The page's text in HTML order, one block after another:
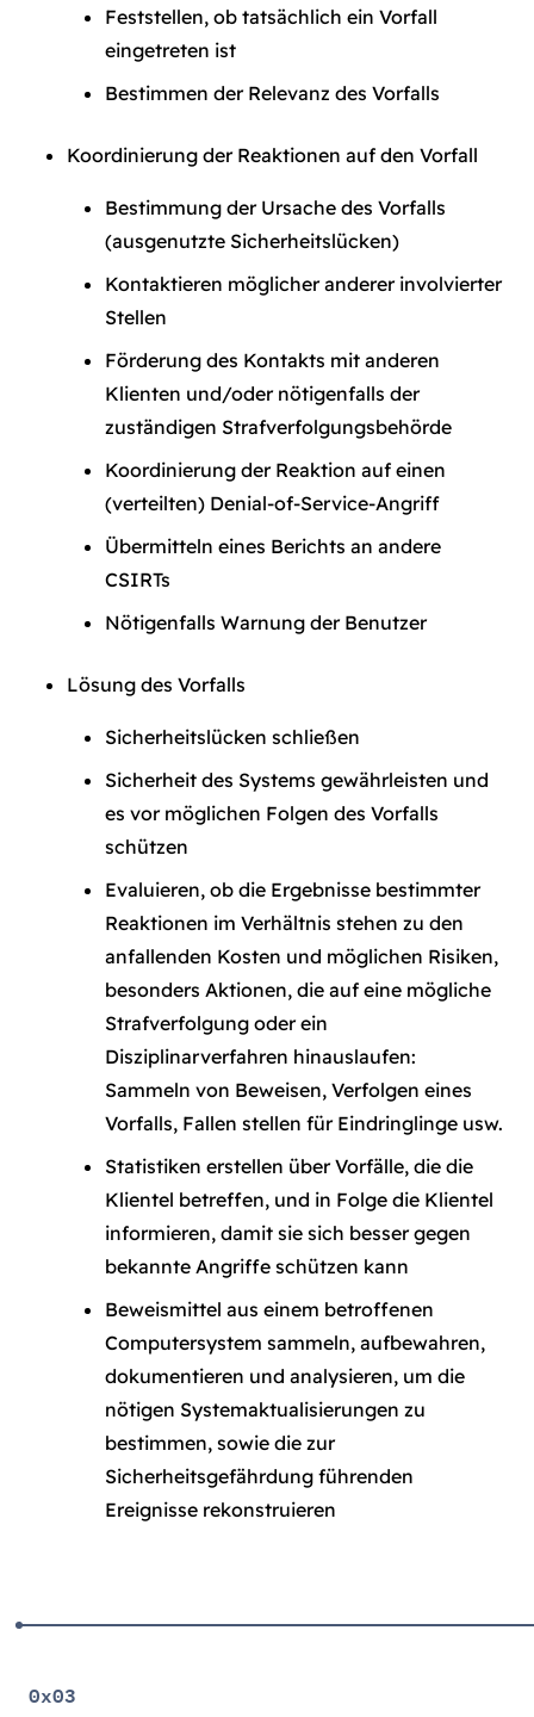
Feststellen, ob tatsächlich ein Vorfall
eingetreten ist
Bestimmen der Relevanz des Vorfalls
Koordinierung der Reaktionen auf den Vorfall
Bestimmung der Ursache des Vorfalls
(ausgenutzte Sicherheitslücken)
Kontaktieren möglicher anderer involvierter
Stellen
Förderung des Kontakts mit anderen
Klienten und/oder nötigenfalls der
zuständigen Strafverfolgungsbehörde
Koordinierung der Reaktion auf einen
(verteilten) Denial-of-Service-Angriff
Übermitteln eines Berichts an andere
CSIRTs
Nötigenfalls Warnung der Benutzer
Lösung des Vorfalls
Sicherheitslücken schließen
Sicherheit des Systems gewährleisten und
es vor möglichen Folgen des Vorfalls
schützen
Evaluieren, ob die Ergebnisse bestimmter
Reaktionen im Verhältnis stehen zu den
anfallenden Kosten und möglichen Risiken,
besonders Aktionen, die auf eine mögliche
Strafverfolgung oder ein
Disziplinarverfahren hinauslaufen:
Sammeln von Beweisen, Verfolgen eines
Vorfalls, Fallen stellen für Eindringlinge usw.
Statistiken erstellen über Vorfälle, die die
Klientel betreffen, und in Folge die Klientel
informieren, damit sie sich besser gegen
bekannte Angriffe schützen kann
Beweismittel aus einem betroffenen
Computersystem sammeln, aufbewahren,
dokumentieren und analysieren, um die
nötigen Systemaktualisierungen zu
bestimmen, sowie die zur
Sicherheitsgefährdung führenden
Ereignisse rekonstruieren
0x03